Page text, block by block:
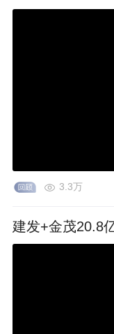
3.3万
建发+金茂20.8